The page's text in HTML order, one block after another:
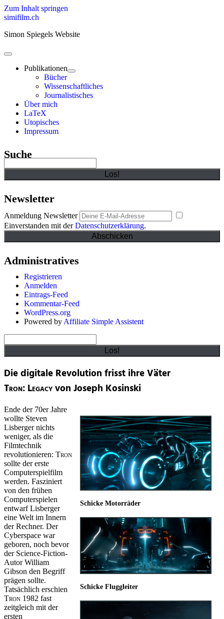
Zum Inhalt springen
simifilm.ch
Simon Spiegels Website
open
primary
menu Publikationen
open
child
menu
Bücher
Wissenschaftliches
Journalistisches
Über mich
LaTeX
Utopisches
Impressum
Sidebar
Suche
Newsletter
Anmeldung Newsletter
Einverstanden mit derDatenschutzerklärung.
Administratives
Registrieren
Anmelden
Eintrags-Feed
Kommentar-Feed
WordPress.org
Powered by Affiliate Simple Assistent
Die digitale Revolution frisst ihre Väter
Tron: Legacyvon Joseph Kosinski
Schicke Motorräder
Schicke Fluggleiter
Ende der 70er Jahre
wollte Steven
Lisberger nichts
weniger, als die
Filmtechnik
revolutionieren: Tron
sollte der erste
Computerspielfilm
werden. Fasziniert
von den frühen
Computerspielen
entwarf Lisberger
eine Welt im Innern
der Rechner. Der
Cyberspace war
geboren, noch bevor
der Science-Fiction-
Autor William
Gibson den Begriff
prägen sollte.
Tatsächlich erschien
Tron 1982 fast
zeitgleich mit der
ersten